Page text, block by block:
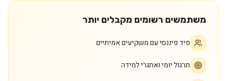
משתמשים רשומים מקבלים יותר
פיד פיננסי עם משקיעים אמיתיים
תרגול יומי ואתגרי למידה